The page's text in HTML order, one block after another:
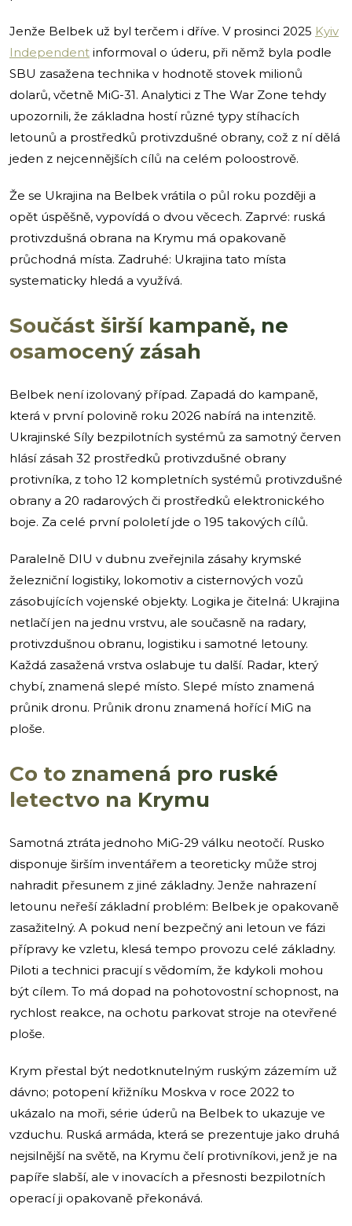
Jenže Belbek už byl terčem i dříve. V prosinci 2025 Kyiv
Independent informoval o úderu, při němž byla podle
SBU zasažena technika v hodnotě stovek milionů
dolarů, včetně MiG-31. Analytici z The War Zone tehdy
upozornili, že základna hostí různé typy stíhacích
letounů a prostředků protivzdušné obrany, což z ní dělá
jeden z nejcennějších cílů na celém poloostrově.
Že se Ukrajina na Belbek vrátila o půl roku později a
opět úspěšně, vypovídá o dvou věcech. Zaprvé: ruská
protivzdušná obrana na Krymu má opakovaně
průchodná místa. Zadruhé: Ukrajina tato místa
systematicky hledá a využívá.
Součást širší kampaně, ne
osamocený zásah
Belbek není izolovaný případ. Zapadá do kampaně,
která v první polovině roku 2026 nabírá na intenzitě.
Ukrajinské Síly bezpilotních systémů za samotný červen
hlásí zásah 32 prostředků protivzdušné obrany
protivníka, z toho 12 kompletních systémů protivzdušné
obrany a 20 radarových či prostředků elektronického
boje. Za celé první pololetí jde o 195 takových cílů.
Paralelně DIU v dubnu zveřejnila zásahy krymské
železniční logistiky, lokomotiv a cisternových vozů
zásobujících vojenské objekty. Logika je čitelná: Ukrajina
netlačí jen na jednu vrstvu, ale současně na radary,
protivzdušnou obranu, logistiku i samotné letouny.
Každá zasažená vrstva oslabuje tu další. Radar, který
chybí, znamená slepé místo. Slepé místo znamená
průnik dronu. Průnik dronu znamená hořící MiG na
ploše.
Co to znamená pro ruské
letectvo na Krymu
Samotná ztráta jednoho MiG-29 válku neotočí. Rusko
disponuje širším inventářem a teoreticky může stroj
nahradit přesunem z jiné základny. Jenže nahrazení
letounu neřeší základní problém: Belbek je opakovaně
zasažitelný. A pokud není bezpečný ani letoun ve fázi
přípravy ke vzletu, klesá tempo provozu celé základny.
Piloti a technici pracují s vědomím, že kdykoli mohou
být cílem. To má dopad na pohotovostní schopnost, na
rychlost reakce, na ochotu parkovat stroje na otevřené
ploše.
Krym přestal být nedotknutelným ruským zázemím už
dávno; potopení křižníku Moskva v roce 2022 to
ukázalo na moři, série úderů na Belbek to ukazuje ve
vzduchu. Ruská armáda, která se prezentuje jako druhá
nejsilnější na světě, na Krymu čelí protivníkovi, jenž je na
papíře slabší, ale v inovacích a přesnosti bezpilotních
operací ji opakovaně překonává.